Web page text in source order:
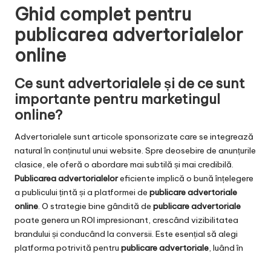
Ghid complet pentru
publicarea advertorialelor
online
Ce sunt advertorialele și de ce sunt
importante pentru marketingul
online?
Advertorialele sunt articole sponsorizate care se integrează
natural în conținutul unui website. Spre deosebire de anunțurile
clasice, ele oferă o abordare mai subtilă și mai credibilă.
Publicarea advertorialeloreficiente implică o bună înțelegere
a publicului țintă și a platformei de publicare advertoriale
online. O strategie bine gândită de publicare advertoriale
poate genera un ROI impresionant, crescând vizibilitatea
brandului și conducând la conversii. Este esențial să alegi
platforma potrivită pentru publicare advertoriale, luând în